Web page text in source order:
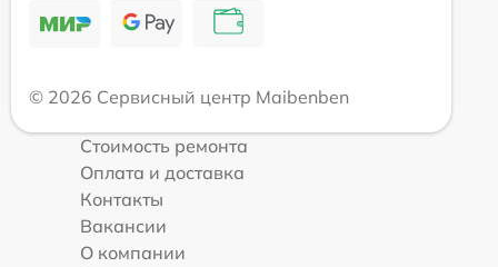
© 2026 Сервисный центр Maibenben
Стоимость ремонта
Оплата и доставка
Контакты
Вакансии
О компании